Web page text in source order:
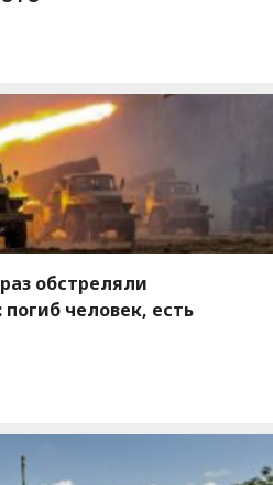
обстреляли
человек, есть